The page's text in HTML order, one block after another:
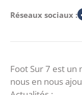
Réseaux sociaux :
Foot Sur 7 est un
nous en nous